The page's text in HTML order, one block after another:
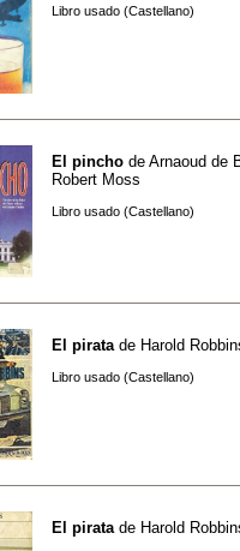
Libro usado (Castellano)
El pincho de Arnaoud de
Robert Moss
Libro usado (Castellano)
El pirata de Harold
Libro usado (Castellano)
El pirata de Harold